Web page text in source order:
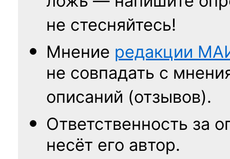
не стесняйтесь!
Мнение редакции
не совпадать с
описаний (отзывов).
Ответственность за
несёт его автор.